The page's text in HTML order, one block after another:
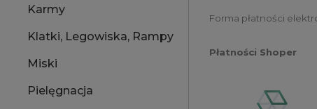
Karmy
Klatki, Legowiska, Rampy
Miski
Pielęgnacja
Forma płatności
Płatności Shoper